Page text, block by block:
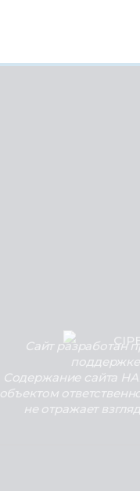
Сайт разработан
поддержке
Содержание сайта
объектом
не отражает